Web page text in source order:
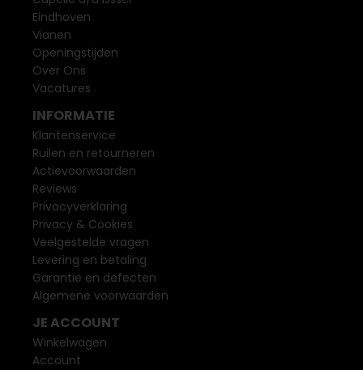
Eindhoven
Vianen
Openingstijden
Over Ons
Vacatures
INFORMATIE
Klantenservice
Ruilen en retourneren
Actievoorwaarden
Reviews
Privacyverklaring
Privacy & Cookies
Veelgestelde vragen
Levering en betaling
Garantie en defecten
Algemene voorwaarden
JE ACCOUNT
Winkelwagen
Account